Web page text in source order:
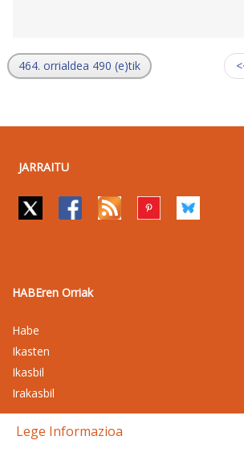
464. orrialdea 490 (e)tik
JARRAITU
HABEren Orriak
Habe
Ikasten
Ikasbil
Irakasbil
Lege Informazioa